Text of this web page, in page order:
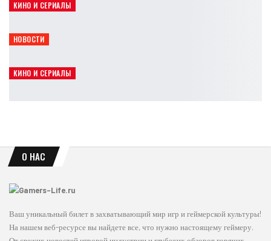
КИНО И СЕРИАЛЫ
Кит Коннор может сыграть Циклопа в новых «Людях Икс»
НОВОСТИ
«Матрица 5» официально вошла в планы Warner Bros.
КИНО И СЕРИАЛЫ
Сэм Нил завершил съёмки в фильме The Legend of Zelda
О НАС
Ваш уникальный билет в захватывающий мир игр и геймерской культуры!
На нашем веб-ресурсе вы найдете все, что нужно настоящему геймеру.